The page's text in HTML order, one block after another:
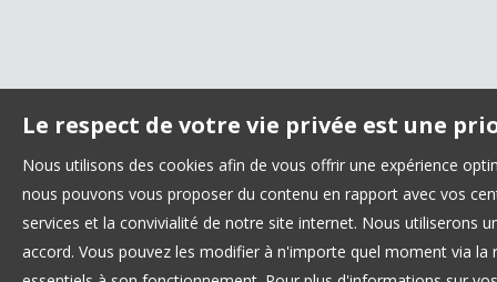
Le respect de votre vie privée est une
Nous utilisons des cookies afin de vous offrir une expérience
nous pouvons vous proposer du contenu en rapport avec vos
services et la convivialité de notre site internet. Nous utiliserons
accord. Vous pouvez les modifier à n'importe quel moment via